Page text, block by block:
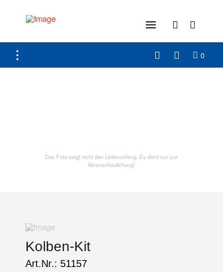
0
Das Foto zeigt nicht den Lieferumfang. Es dient nur zur
Veranschaulichung!
Kolben-Kit
Art.Nr.: 51157